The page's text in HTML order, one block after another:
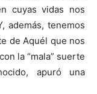
cuyas vidas nos
además, tenemos
de Aquél que nos
la “mala” suerte
apuró una